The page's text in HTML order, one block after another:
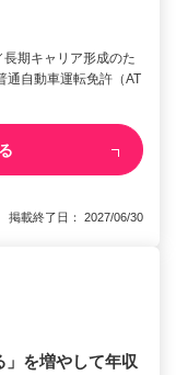
期キャリア形成のた
自動車運転免許（AT
載終了日： 2027/06/30
」を増やして年収